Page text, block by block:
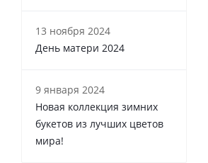
13 ноября 2024
День матери 2024
9 января 2024
Новая коллекция зимних
букетов из лучших цветов
мира!